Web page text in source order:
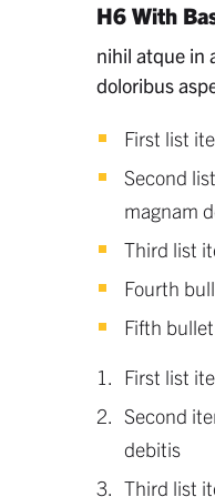
H6 With
nihil atque in
doloribus
First list
Second
magnam
Third list
Fourth
Fifth bullet
First list
Second
debitis
Third list